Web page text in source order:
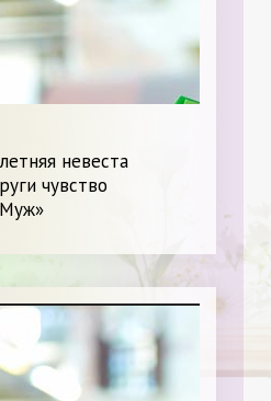
невеста
чувство